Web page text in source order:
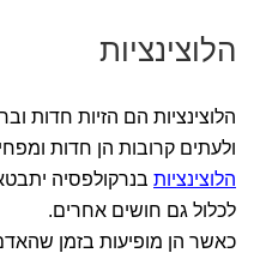
הלוצינציות
הלוצינציות הם הזיות חדות
ולעתים קרובות הן חדות
הלוצינציות בנרקולפסיה
לכלול גם חושים אחרים.
כאשר הן מופיעות בזמן